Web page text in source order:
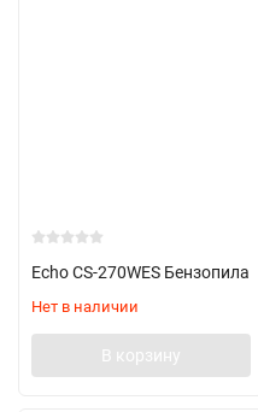
Echo CS-270WES Бензопила
Нет в наличии
В корзину